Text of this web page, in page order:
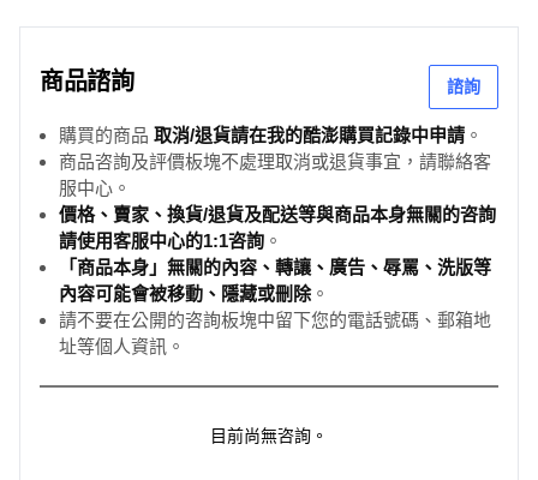
商品諮詢 諮詢
購買的商品 取消/退貨請在我的酷澎購買記錄中申請 。
商品咨詢及評價板塊不處理取消或退貨事宜，請聯絡客
服中心。
價格、賣家、換貨/退貨及配送等與商品本身無關的咨詢
請使用客服中心的1:1咨詢 。
「商品本身」無關的內容、轉讓、廣告、辱罵、洗版等
內容可能會被移動、隱藏或刪除。
請不要在公開的咨詢板塊中留下您的電話號碼、郵箱地
址等個人資訊。
目前尚無咨詢。